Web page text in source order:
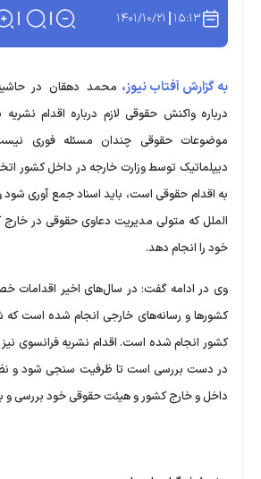
۱۵:۱۳ ۱۴۰۱/۱۰/۲۱
به گزارش آفتاب نیوز، محمد دهقان در
درباره واکنش حقوقی لازم درباره اقدام نشریه
موضوعات حقوقی چندان مسئله فوری
دیپلماتیک توسط وزارت خارجه در داخل کشور
به اقدام حقوقی است، باید اسناد جمع آوری
الملل که متولی مدیریت دعاوی حقوقی در
خود را انجام دهد.
وی در ادامه گفت: در سال‌های اخیر اقدامات
کشورها و رسانه‌های خارجی انجام شده است که
کشور انجام شده است. اقدام نشریه فرانسوی
در دست بررسی است تا ظرفیت سنجی شود و
داخل و خارج کشور و هیئت حقوقی خود بررسی و